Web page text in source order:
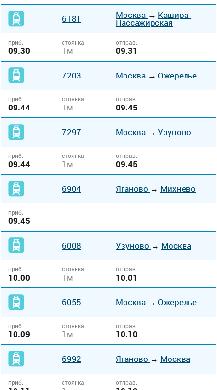
6181 Москва → Кашира-
Пассажирская
приб.
09.30
стоянка
1м
отправ.
09.31
7203 Москва → Ожерелье
приб.
09.44
стоянка
1м
отправ.
09.45
7297 Москва → Узуново
приб.
09.44
стоянка
1м
отправ.
09.45
6904 Яганово → Михнево
приб.
09.45
6008 Узуново → Москва
приб.
10.00
стоянка
1м
отправ.
10.01
6055 Москва → Ожерелье
приб.
10.09
стоянка
1м
отправ.
10.10
6992 Яганово → Москва
приб. стоянка отправ.